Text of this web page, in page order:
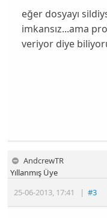
eğer dosyayı
imkansız...ama
veriyor diye
AndcrewTR
25-06-2013, 17:41 |#3
Yıllanmış Üye